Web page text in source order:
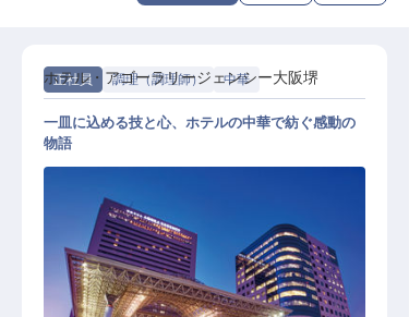
正社員 調理（調理師） 中華
ホテル・アゴーラリージェンシー大阪堺
一皿に込める技と心、ホテルの中華で紡ぐ感動の
物語